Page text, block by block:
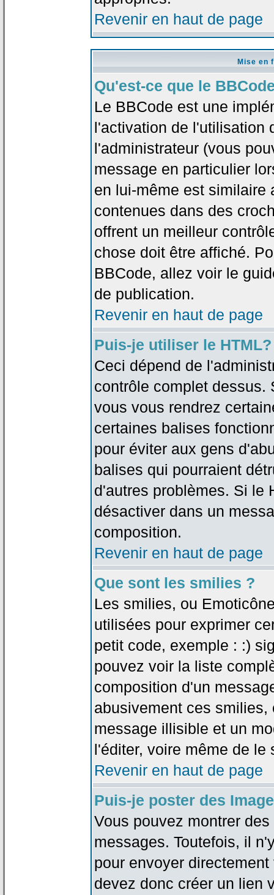
Revenir en haut de page
Mise en
Qu'est-ce que le
Le BBCode est une
l'activation de l'utilisation
l'administrateur (vous
message en particulier
en lui-même est similaire
contenues dans des
offrent un meilleur
chose doit être affiché.
BBCode, allez voir le
de publication.
Revenir en haut de page
Puis-je utiliser le HTML?
Ceci dépend de
contrôle complet dessus.
vous vous rendrez
certaines balises
pour éviter aux gens
balises qui pourraient
d'autres problèmes. Si le
désactiver dans un
composition.
Revenir en haut de page
Que sont les smilies ?
Les smilies, ou
utilisées pour exprimer
petit code, exemple : :)
pouvez voir la liste
composition d'un
abusivement ces
message illisible et un
l'éditer, voire même de le
Revenir en haut de page
Puis-je poster des
Vous pouvez montrer
messages. Toutefois, il
pour envoyer
devez donc créer un lien